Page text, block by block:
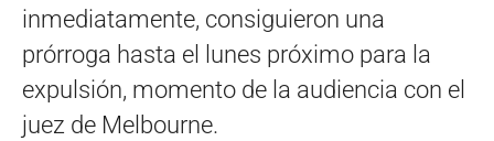
inmediatamente, consiguieron una
prórroga hasta el lunes próximo para la
expulsión, momento de la audiencia con el
juez de Melbourne.